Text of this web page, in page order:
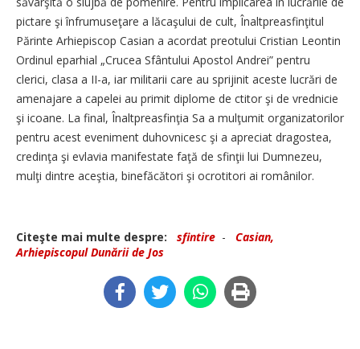
pictare şi înfrumuseţare a lăcaşului de cult, Înaltpreasfinţitul
Părinte Arhiepiscop Casian a acordat preotului Cristian Leontin
Ordinul eparhial „Crucea Sfântului Apostol Andrei” pentru
clerici, clasa a II-a, iar militarii care au sprijinit aceste lucrări de
amenajare a capelei au primit diplome de ctitor şi de vrednicie
şi icoane. La final, Înaltpreasfinţia Sa a mulţumit organizatorilor
pentru acest eveniment duhovnicesc şi a apreciat dragostea,
credinţa şi evlavia manifestate faţă de sfinţii lui Dumnezeu,
mulţi dintre aceştia, binefăcători şi ocrotitori ai românilor.
Citeşte mai multe despre: sfintire - Casian,
Arhiepiscopul Dunării de Jos